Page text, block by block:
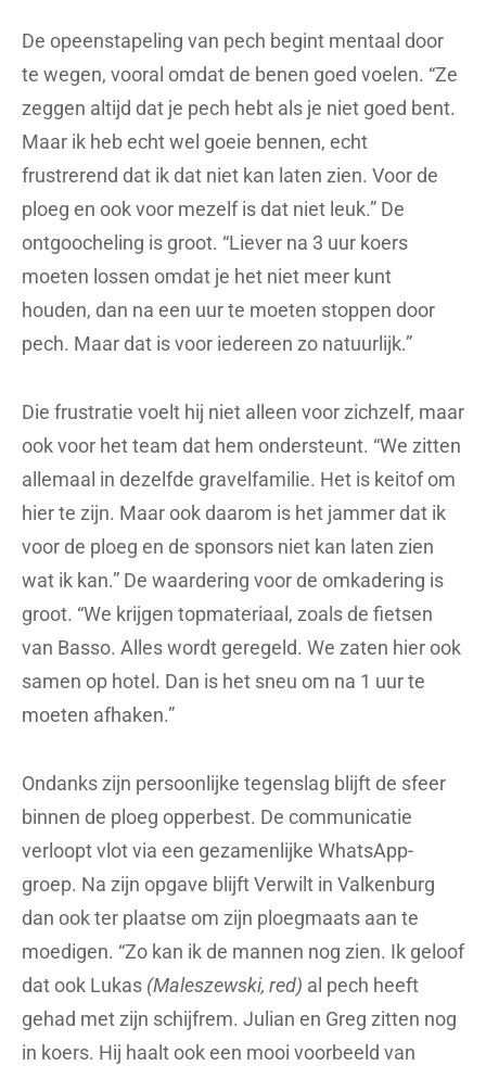
De opeenstapeling van pech begint mentaal door
te wegen, vooral omdat de benen goed voelen. “Ze
zeggen altijd dat je pech hebt als je niet goed bent.
Maar ik heb echt wel goeie bennen, echt
frustrerend dat ik dat niet kan laten zien. Voor de
ploeg en ook voor mezelf is dat niet leuk.” De
ontgoocheling is groot. “Liever na 3 uur koers
moeten lossen omdat je het niet meer kunt
houden, dan na een uur te moeten stoppen door
pech. Maar dat is voor iedereen zo natuurlijk.”
Die frustratie voelt hij niet alleen voor zichzelf, maar
ook voor het team dat hem ondersteunt. “We zitten
allemaal in dezelfde gravelfamilie. Het is keitof om
hier te zijn. Maar ook daarom is het jammer dat ik
voor de ploeg en de sponsors niet kan laten zien
wat ik kan.” De waardering voor de omkadering is
groot. “We krijgen topmateriaal, zoals de fietsen
van Basso. Alles wordt geregeld. We zaten hier ook
samen op hotel. Dan is het sneu om na 1 uur te
moeten afhaken.”
Ondanks zijn persoonlijke tegenslag blijft de sfeer
binnen de ploeg opperbest. De communicatie
verloopt vlot via een gezamenlijke WhatsApp-
groep. Na zijn opgave blijft Verwilt in Valkenburg
dan ook ter plaatse om zijn ploegmaats aan te
moedigen. “Zo kan ik de mannen nog zien. Ik geloof
dat ook Lukas (Maleszewski, red) al pech heeft
gehad met zijn schijfrem. Julian en Greg zitten nog
in koers. Hij haalt ook een mooi voorbeeld van